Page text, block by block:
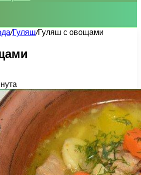
/Гуляш/Гуляш с овощами